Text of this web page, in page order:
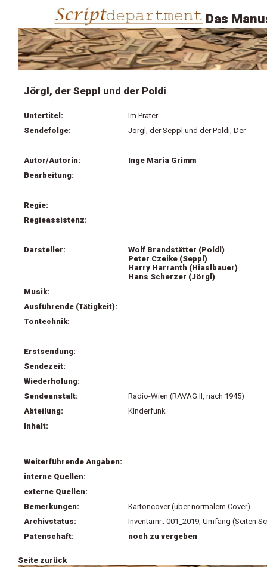
Das
Jörgl, der Seppl und der Poldi
Untertitel:
Im Prater
Sendefolge:
Jörgl, der Seppl und der Poldi, Der
Autor/Autorin:
Inge Maria Grimm
Bearbeitung:
Regie:
Regieassistenz:
Darsteller:
Wolf Brandstätter (Poldl)
Peter Czeike (Seppl)
Harry Harranth (Hiaslbauer)
Hans Scherzer (Jörgl)
Musik:
Ausführende (Tätigkeit):
Tontechnik:
Erstsendung:
Sendezeit:
Wiederholung:
Sendeanstalt:
Radio-Wien (RAVAG II, nach 1945)
Abteilung:
Kinderfunk
Inhalt:
Weiterführende Angaben:
interne Quellen:
externe Quellen:
Bemerkungen:
Kartoncover (über normalem Cover)
Archivstatus:
Inventarnr.: 001_2019, Umfang (Seiten
Patenschaft:
noch zu vergeben
Seite zurück